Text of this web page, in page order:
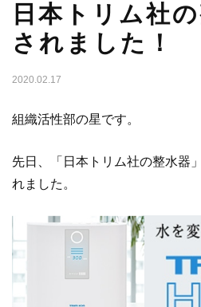
日本トリム社
されました！
2020.02.17
組織活性部の星です。
先日、「日本トリム社の整水器
れました。